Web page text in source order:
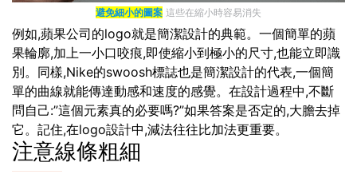
避免細小的圖案 這些在縮小時容易消失
例如,蘋果公司的logo就是簡潔設計的典範。一個簡單的蘋
果輪廓,加上一小口咬痕,即使縮小到極小的尺寸,也能立即識
別。同樣,Nike的swoosh標誌也是簡潔設計的代表,一個簡
單的曲線就能傳達動感和速度的感覺。在設計過程中,不斷
問自己:”這個元素真的必要嗎?”如果答案是否定的,大膽去掉
它。記住,在logo設計中,減法往往比加法更重要。
注意線條粗細